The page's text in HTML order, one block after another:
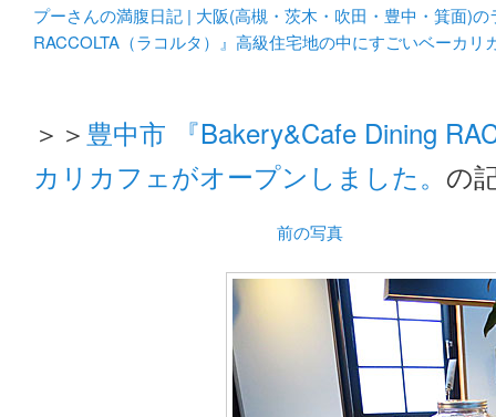
プーさんの満腹日記 | 大阪(高槻・茨木・吹田・豊中・箕面)
RACCOLTA（ラコルタ）』高級住宅地の中にすごいベーカリ
＞＞ 豊中市 『Bakery&Cafe Dining
カリカフェがオープンしました。 の
前の写真